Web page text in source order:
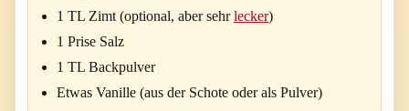
1 TL Zimt (optional, aber sehrlecker)
1 Prise Salz
1 TL Backpulver
Etwas Vanille (aus der Schote oder als Pulver)